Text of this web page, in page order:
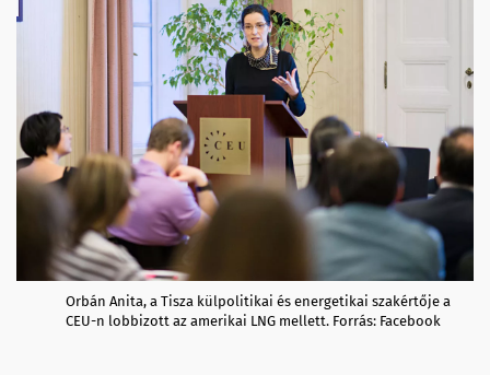
Orbán Anita, a Tisza külpolitikai és energetikai szakértője a
CEU-n lobbizott az amerikai LNG mellett. Forrás: Facebook